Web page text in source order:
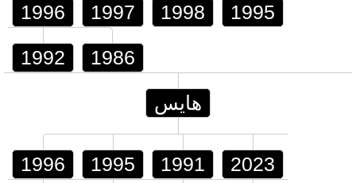
1996 1997 1998 1995
1992 1986
هايس
1996 1995 1991 2023